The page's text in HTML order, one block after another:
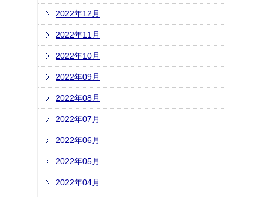
2022年12月
2022年11月
2022年10月
2022年09月
2022年08月
2022年07月
2022年06月
2022年05月
2022年04月